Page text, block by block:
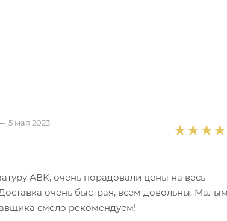
5 мая 2023
АВК, очень порадовали цены на весь
очень быстрая, всем довольны.
смело рекомендуем!